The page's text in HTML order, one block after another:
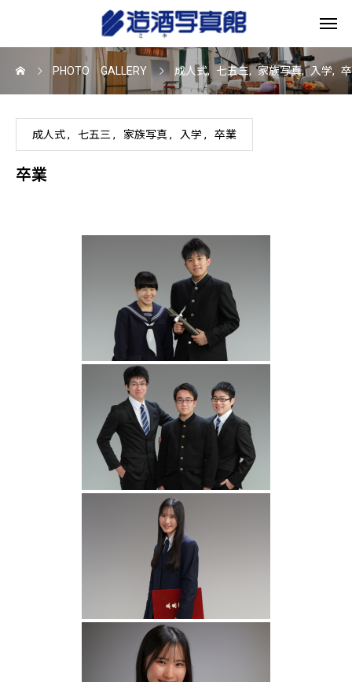
PHOTO GALLERY 成人式 七五三 家族写真 入学
成人式 七五三 家族写真 入学 卒業
卒業